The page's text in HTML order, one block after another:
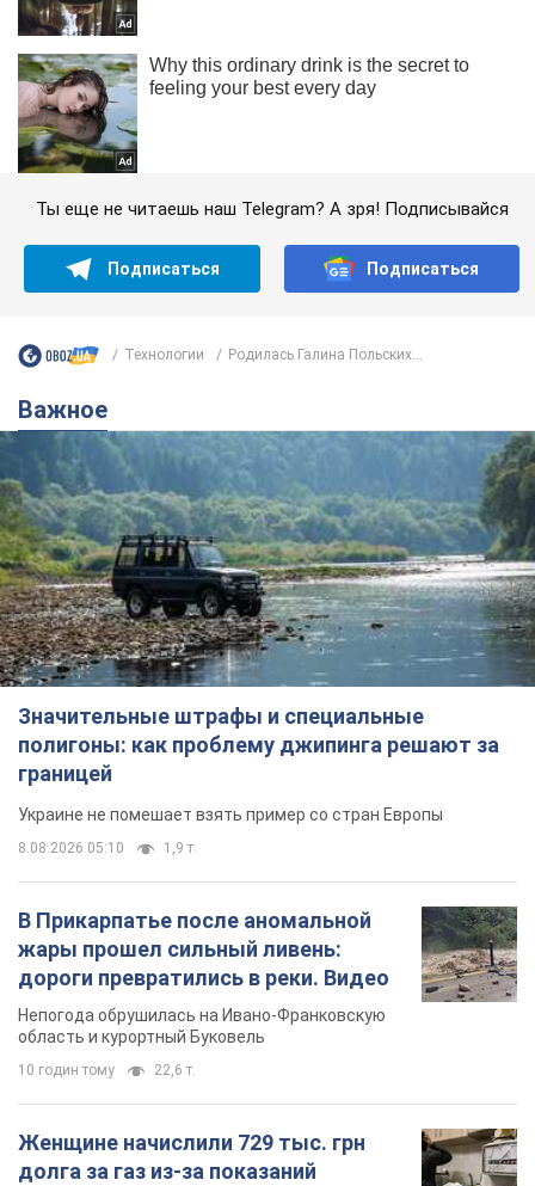
Ты еще не читаешь наш Telegram? А зря! Подписывайся
Подписаться Подписаться
Технологии Родилась Галина Польских...
Важное
Значительные штрафы и специальные
полигоны: как проблему джипинга решают за
границей
Украине не помешает взять пример со стран Европы
8.08.2026 05:10 1,9 т.
В Прикарпатье после аномальной
жары прошел сильный ливень:
дороги превратились в реки. Видео
Непогода обрушилась на Ивано-Франковскую
область и курортный Буковель
10 годин тому 22,6 т.
Женщине начислили 729 тыс. грн
долга за газ из-за показаний